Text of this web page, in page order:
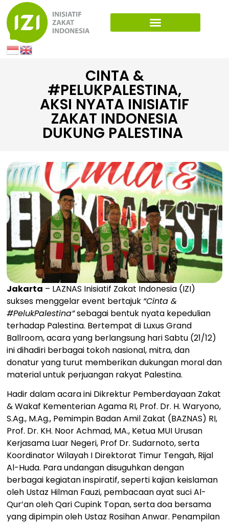
CINTA &
#PELUKPALESTINA,
AKSI NYATA INISIATIF
ZAKAT INDONESIA
DUKUNG PALESTINA
Jakarta – LAZNAS Inisiatif Zakat Indonesia (IZI)
sukses menggelar event bertajuk “Cinta &
#PelukPalestina”sebagai bentuk nyata kepedulian
terhadap Palestina. Bertempat di Luxus Grand
Ballroom, acara yang berlangsung hari Sabtu (21/12)
ini dihadiri berbagai tokoh nasional, mitra, dan
donatur yang turut memberikan dukungan moral dan
material untuk perjuangan rakyat Palestina.
Hadir dalam acara ini Dikrektur Pemberdayaan Zakat
& Wakaf Kementerian Agama RI, Prof. Dr. H. Waryono,
S.Ag., M.Ag., Pemimpin Badan Amil Zakat (BAZNAS) RI,
Prof. Dr. KH. Noor Achmad, MA., Ketua MUI Urusan
Kerjasama Luar Negeri, Prof Dr. Sudarnoto, serta
Koordinator Wilayah I Direktorat Timur Tengah, Rijal
Al-Huda. Para undangan disuguhkan dengan
berbagai kegiatan inspiratif, seperti kajian keislaman
oleh Ustaz Hilman Fauzi, pembacaan ayat suci Al-
Qur’an oleh Qari Cupink Topan, serta doa bersama
yang dipimpin oleh Ustaz Rosihan Anwar. Penampilan